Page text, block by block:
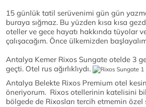
15 günlük tatil serüvenimi gün gün
buraya sığmaz. Bu yüzden kısa kısa
oteller ve gece hayatı hakkında tüyolar
çalışacağım. Önce ülkemizden
Antalya Kemer Rixos Sungate otelde 3
geçti. Otel rus ağırlıklıydı.
Antalya Belekte Rixos Premium otel
öneriyorum. Rixos otellerinin katelisini
bölgede de Rixosları tercih etmemin özel